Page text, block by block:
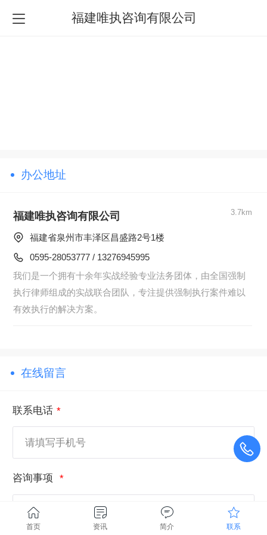
福建唯执咨询有限公司
办公地址
福建唯执咨询有限公司 3.7km
福建省泉州市丰泽区昌盛路2号1楼
0595-28053777 / 13276945995
我们是一个拥有十余年实战经验专业法务团体，由全国强制
执行律师组成的实战联合团队，专注提供强制执行案件难以
有效执行的解决方案。
在线留言
联系电话
咨询事项
首页 资讯 简介 联系